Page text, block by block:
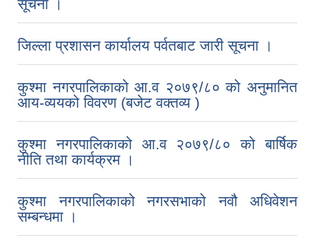
सूचना ।
जिल्ला प्रशासन कार्यालय पर्वतबाट जारी सूचना ।
कुश्मा नगरपालिकाको आ.व २०७९/८० को अनुमानित
आय-व्ययको विवरण (बजेट वक्तव्य )
कुश्मा नगरपालिकाको आ.व २०७९/८० को बार्षिक
नीति तथा कार्यक्रम ।
कुश्मा नगरपालिकाको नगरसभाको नवौ अधिवेशन
सम्बन्धमा ।